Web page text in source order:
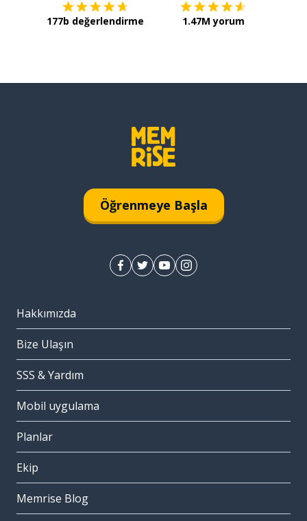
177b değerlendirme 1.47M yorum
Öğrenmeye Başla
Hakkımızda
Bize Ulaşın
SSS & Yardım
Mobil uygulama
Planlar
Ekip
Memrise Blog